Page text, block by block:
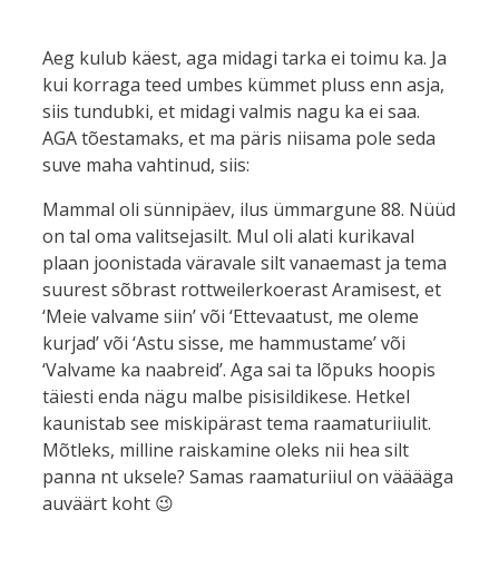
Aeg kulub käest, aga midagi tarka ei toimu ka. Ja
kui korraga teed umbes kümmet pluss enn asja,
siis tundubki, et midagi valmis nagu ka ei saa.
AGA tõestamaks, et ma päris niisama pole seda
suve maha vahtinud, siis:
Mammal oli sünnipäev, ilus ümmargune 88. Nüüd
on tal oma valitsejasilt. Mul oli alati kurikaval
plaan joonistada väravale silt vanaemast ja tema
suurest sõbrast rottweilerkoerast Aramisest, et
‘Meie valvame siin’ või ‘Ettevaatust, me oleme
kurjad’ või ‘Astu sisse, me hammustame’ või
‘Valvame ka naabreid’. Aga sai ta lõpuks hoopis
täiesti enda nägu malbe pisisildikese. Hetkel
kaunistab see miskipärast tema raamaturiiulit.
Mõtleks, milline raiskamine oleks nii hea silt
panna nt uksele? Samas raamaturiiul on vääääga
auväärt koht 😉